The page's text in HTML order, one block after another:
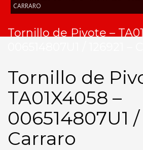
CARRARO
Tornillo de Pivote –
Tornillo de
TA01X4058 –
006514807U1 /
Carraro